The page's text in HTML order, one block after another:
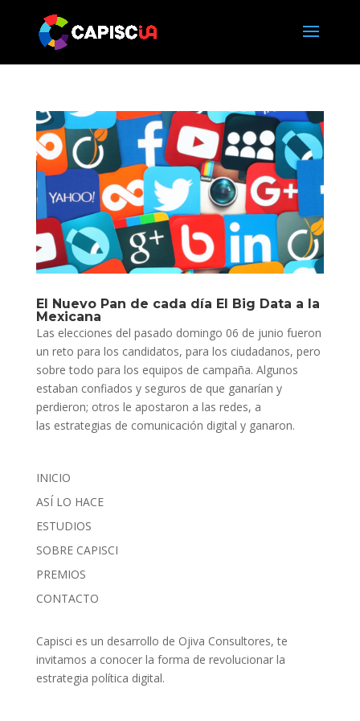
El Nuevo Pan de cada día El Big Data a la
Mexicana
Las elecciones del pasado domingo 06 de junio fueron
un reto para los candidatos, para los ciudadanos, pero
sobre todo para los equipos de campaña. Algunos
estaban confiados y seguros de que ganarían y
perdieron; otros le apostaron a las redes, a
las estrategias de comunicación digital y ganaron.
INICIO
ASÍ LO HACE
ESTUDIOS
SOBRE CAPISCI
PREMIOS
CONTACTO
Capisci es un desarrollo de Ojiva Consultores, te
invitamos a conocer la forma de revolucionar la
estrategia política digital.